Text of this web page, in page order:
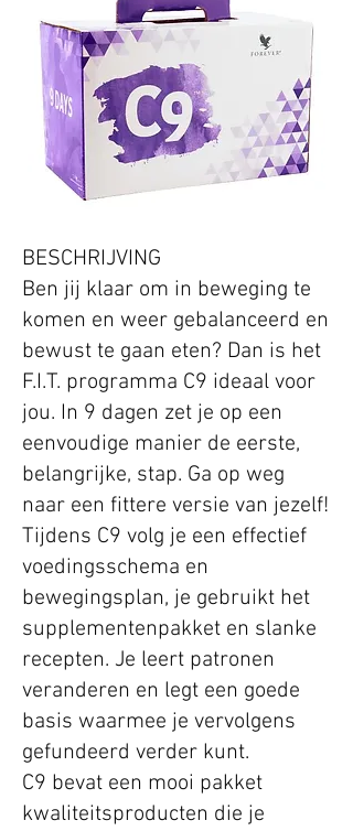
BESCHRIJVING
Ben jij klaar om in beweging te
komen en weer gebalanceerd en
bewust te gaan eten? Dan is het
F.I.T. programma C9 ideaal voor
jou. In 9 dagen zet je op een
eenvoudige manier de eerste,
belangrijke, stap. Ga op weg
naar een fittere versie van jezelf!
Tijdens C9 volg je een effectief
voedingsschema en
bewegingsplan, je gebruikt het
supplementenpakket en slanke
recepten. Je leert patronen
veranderen en legt een goede
basis waarmee je vervolgens
gefundeerd verder kunt.
C9 bevat een mooi pakket
kwaliteitsproducten die je